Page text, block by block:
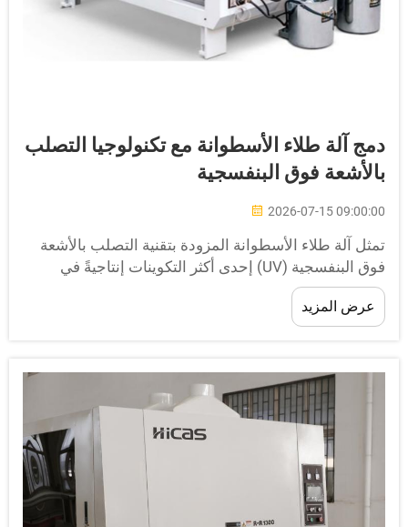
آلة طلاء الأسطوانة مع تكنولوجيا التصلب
فوق البنفسجية
2026-07-15
آلة طلاء الأسطوانة المزودة بتقنية التصلب بالأشعة
فوق البنفسجية (UV) إحدى أكثر التكوينات إنتاجيةً في
التشطيب السطحي الحديثة. وعند دمج آلة طلاء
مع وحدة تصلب بالأشعة فوق البنفسجية على
يكتسب المصنعون تحكُّمًا دقيقًا في...
عرض المزيد